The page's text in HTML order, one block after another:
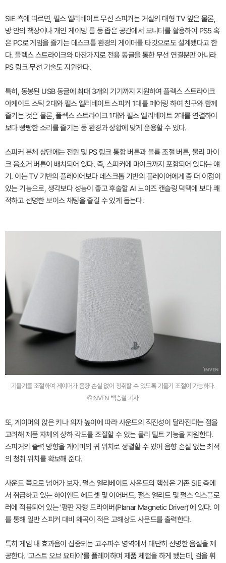
SIE 측에 따르면, 펄스 엘리베이트 무선 스피커는 거실의 대형 TV 앞은 물론,
방 안의 책상이나 개인 게이밍 룸 등 좁은 공간에서 모니터를 활용하여 PS5 혹
은 PC로 게임을 즐기는 데스크톱 환경의 게이머를 타깃으로도 설계됐다고 한
다. 플렉스 스트라이크와 마찬가지로 전용 동글을 통한 무선 연결뿐만 아니라
PS 링크 무선 기술도 지원한다.
특히, 동봉된 USB 동글에 최대 3개의 기기까지 지원하여 플렉스 스트라이크
아케이드 스틱 2대와 펄스 엘리베이트 스피커 1대를 페어링 하여 친구와 함께
즐기는 것은 물론, 플렉스 스트라이크 1대와 펄스 엘리베이트 2대를 연결하여
보다 빵빵한 소리를 즐기는 등 환경과 상황에 맞게 운용할 수 있다.
스피커 본체 상단에는 전원 및 PS 링크 통합 버튼과 볼륨 조절 버튼, 물리 마이
크 음소거 버튼이 배치되어 있다. 즉, 스피커에 마이크까지 포함되어 있다는 얘
기. 이는 TV 기반의 플레이어보다 데스크톱 기반의 플레이어에게 좀 더 이점이
있는 기능으로, 생각보다 성능이 좋고 후술할 AI 노이즈 캔슬링 덕택에 보다 쾌
적하고 선명한 보이스 채팅을 즐길 수 있게 돕는다.
기울기를 조절하여 게이머가 음향 손실 없이 청취할 수 있도록 기울기 조절이 가능하다.
©INVEN 백승철 기자
또, 게이머의 앉은 키나 의자 높이에 따라 사운드의 직진성이 달라진다는 점을
고려해 제품 자체의 상하 각도를 조절할 수 있는 물리 틸트 기능을 지원한다.
스피커의 출력 방향을 게이머의 귀 위치로 정렬할 수 있어 음향 손실 없는 최적
의 청취 위치를 확보해 준다.
사운드 쪽으로 넘어가 보자. 펄스 엘리베이트 사운드의 핵심은 기존 SIE 측에
서 취급하고 있는 하이엔드 헤드셋 및 이어버드, 펄스 엘리트 및 펄스 익스플로
러에 적용되어 있는 '평판 자형 드라이버(Planar Magnetic Driver)'에 있다. 이
를 통해 일반 스피커 대비 왜곡이 적은 고해상도 사운드를 출력한다.
특히 게임 내 효과음이 집중되는 고주파수 영역에서 대단히 선명한 음질을 제
공한다. '고스트 오브 요테이'를 플레이하며 제품 체험을 하게 됐는데, 검을 휘